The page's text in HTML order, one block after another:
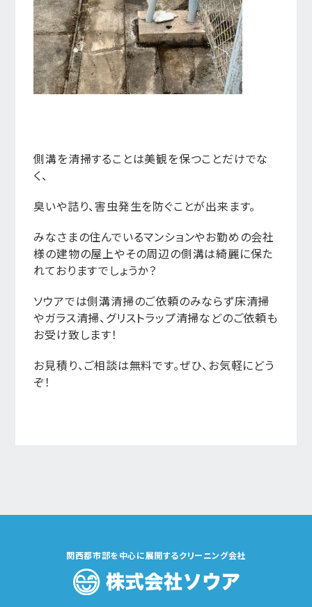
側溝を清掃することは美観を保つことだけでな
く、
臭いや詰り、害虫発生を防ぐことが出来ます。
みなさまの住んでいるマンションやお勤めの会社
様の建物の屋上やその周辺の側溝は綺麗に保た
れておりますでしょうか？
ソウアでは側溝清掃のご依頼のみならず床清掃
やガラス清掃、グリストラップ清掃などのご依頼も
お受け致します！
お見積り、ご相談は無料です。ぜひ、お気軽にどう
ぞ！
関西都市部を中心に展開するクリーニング会社